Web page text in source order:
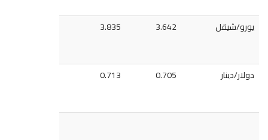
يورو/شيقل 3.642
3.835
دولار/دينار 0.705
0.713